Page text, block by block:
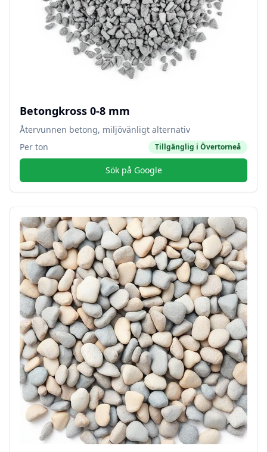
Betongkross 0-8 mm
Återvunnen betong, miljövänligt alternativ
Per ton
Tillgänglig i Övertorneå
Sök på Google